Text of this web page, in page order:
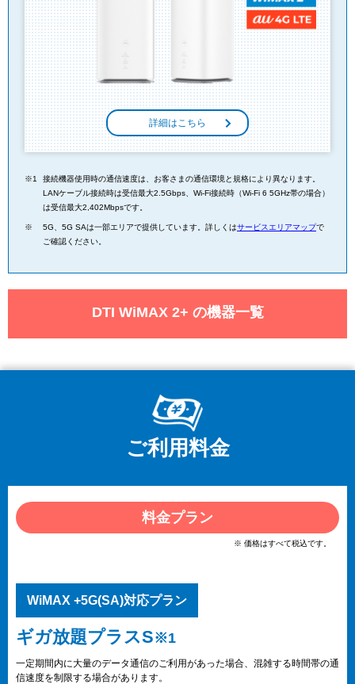
詳細はこちら
接続機器使用時の通信速度は、お客さまの通信環境と規格により異なります。
LANケーブル接続時は受信最大2.5Gbps、Wi-Fi接続時（Wi-Fi 6 5GHz帯の場合）
は受信最大2,402Mbpsです。
5G、5G SAは一部エリアで提供しています。詳しくはサービスエリアマップで
ご確認ください。
DTI WiMAX 2+ の機器一覧
ご利用料金
※ 価格はすべて税込です。
料金プラン
WiMAX +5G(SA)対応プラン
ギガ放題プラスS※1
一定期間内に大量のデータ通信のご利用があった場合、混雑する時間帯の通
信速度を制限する場合があります。